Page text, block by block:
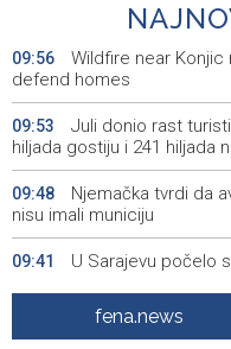
09:56
Wildfire near
defend homes
09:53
Juli donio rast
hiljada gostiju i 241 hiljada
09:48
Njemačka tvrdi da
nisu imali municiju
09:41 U Sarajevu počelo
Crnogorska vlada
fena.news